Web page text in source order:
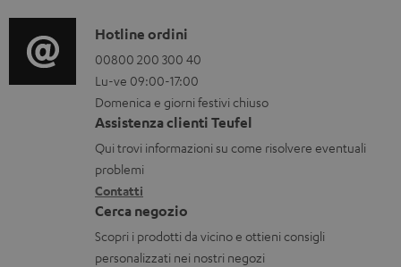
l
i
o
r
m
a
z
i
o
n
i
C
o
n
t
a
t
t
i
Hotline ordini
00800 200 300 40
Lu-ve 09:00-17:00
Domenica e giorni festivi chiuso
Assistenza clienti Teufel
Qui trovi informazioni su come risolvere eventuali
problemi
Contatti
Cerca negozio
Scopri i prodotti da vicino e ottieni consigli
personalizzati nei nostri negozi